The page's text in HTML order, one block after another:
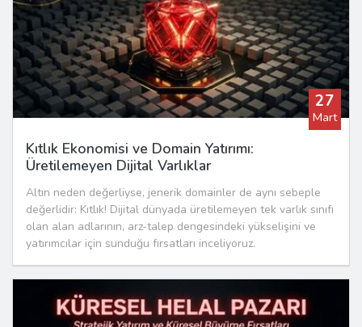
27
Mart
Kıtlık Ekonomisi ve Domain Yatırımı:
Üretilemeyen Dijital Varlıklar
Altın neden değerliyse, jenerik domainler de aynı sebeple
değerlidir: Kıtlık! Dijital dünyada üretilemeyen tek varlık sınıfı
olan alan adlarının, arz-talep dengesindeki yükselişini ve
yatırımcılar için sunduğu fırsatları inceliyoruz.